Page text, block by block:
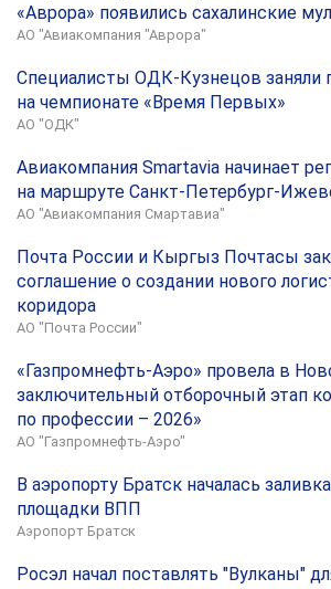
«Аврора» появились сахалинские
АО "Авиакомпания "Аврора"
Специалисты ОДК-Кузнецов заняли
на чемпионате «Время Первых»
АО "ОДК"
Авиакомпания Smartavia начинает
на маршруте Санкт-Петербург-
АО "Авиакомпания Смартавиа"
Почта России и Кыргыз Почтасы
соглашение о создании нового
коридора
АО "Почта России"
«Газпромнефть-Аэро» провела в
заключительный отборочный этап
по профессии – 2026»
АО "Газпромнефть-Аэро"
В аэропорту Братск началась
площадки ВПП
Аэропорт Братск
Росэл начал поставлять "Вулканы"